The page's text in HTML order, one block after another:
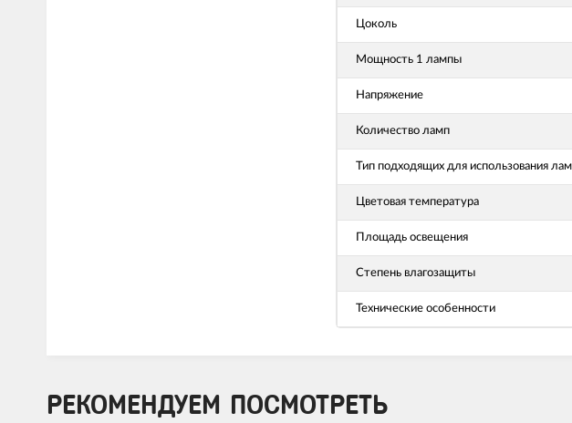
Цоколь
Мощность 1 лампы
Напряжение
Количество ламп
Тип подходящих для использования
Цветовая температура
Площадь освещения
Степень влагозащиты
Технические особенности
РЕКОМЕНДУЕМ ПОСМОТРЕТЬ